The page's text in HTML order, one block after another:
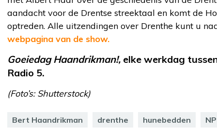
aandacht voor de Drentse streektaal en komt de
optreden. Alle uitzendingen over Drenthe kunt u
webpagina van de show.
Goeiedag Haandrikman!, elke werkdag
Radio 5.
(Foto’s: Shutterstock)
Bert Haandrikman drenthe hunebedden